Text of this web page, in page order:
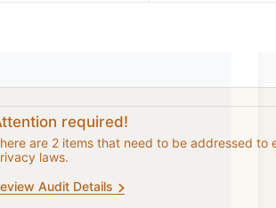
required!
are 2 items that need to be addressed to
laws.
Audit Details